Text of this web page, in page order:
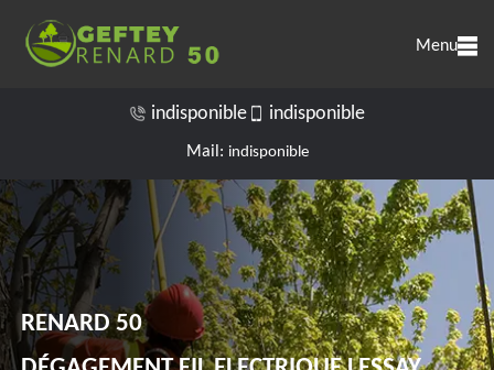
Menu
indisponible indisponible
Mail: indisponible
RENARD 50